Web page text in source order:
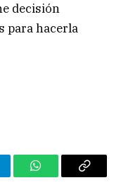
decisión
para hacerla
WhatsAppCopy